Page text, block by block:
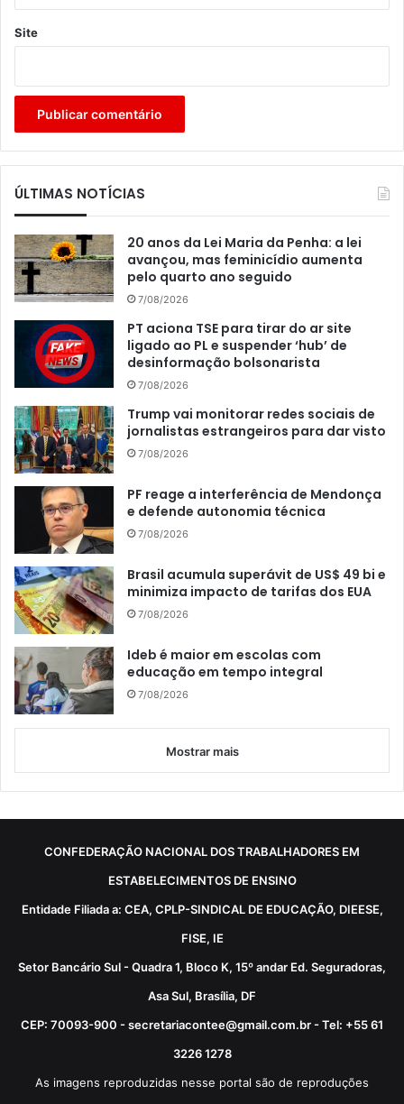
Site
ÚLTIMAS NOTÍCIAS
20 anos da Lei Maria da Penha: a lei
avançou, mas feminicídio aumenta
pelo quarto ano seguido
7/08/2026
PT aciona TSE para tirar do ar site
ligado ao PL e suspender ‘hub’ de
desinformação bolsonarista
7/08/2026
Trump vai monitorar redes sociais de
jornalistas estrangeiros para dar visto
7/08/2026
PF reage a interferência de Mendonça
e defende autonomia técnica
7/08/2026
Brasil acumula superávit de US$ 49 bi e
minimiza impacto de tarifas dos EUA
7/08/2026
Ideb é maior em escolas com
educação em tempo integral
7/08/2026
Mostrar mais
CONFEDERAÇÃO NACIONAL DOS TRABALHADORES EM
ESTABELECIMENTOS DE ENSINO
Entidade Filiada a: CEA, CPLP-SINDICAL DE EDUCAÇÃO, DIEESE,
FISE, IE
Setor Bancário Sul - Quadra 1, Bloco K, 15º andar Ed. Seguradoras,
Asa Sul, Brasília, DF
CEP: 70093-900 - secretariacontee@gmail.com.br - Tel: +55 61
3226 1278
As imagens reproduzidas nesse portal são de reproduções